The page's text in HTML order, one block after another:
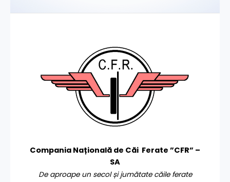
Compania Națională de Căi Ferate ”CFR” –
SA
De aproape un secol și jumătate căile ferate